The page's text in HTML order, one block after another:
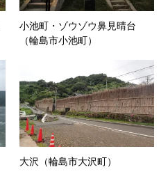
小池町・ゾウゾウ鼻見晴台
（輪島市小池町）
大沢（輪島市大沢町）